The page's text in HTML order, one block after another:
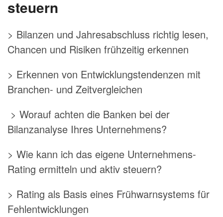
steuern
> Bilanzen und Jahresabschluss richtig lesen,
Chancen und Risiken frühzeitig erkennen
> Erkennen von Entwicklungstendenzen mit
Branchen- und Zeitvergleichen
> Worauf achten die Banken bei der
Bilanzanalyse Ihres Unternehmens?
> Wie kann ich das eigene Unternehmens-
Rating ermitteln und aktiv steuern?
> Rating als Basis eines Frühwarnsystems für
Fehlentwicklungen